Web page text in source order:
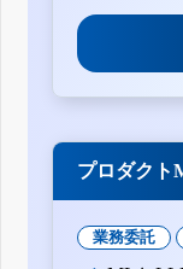
プロダクト
業務委託